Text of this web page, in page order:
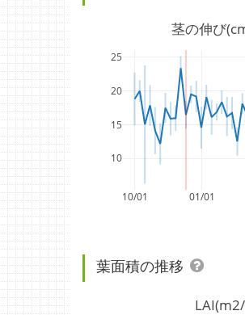
10/01 01/01
10
15
20
25
茎の伸び
葉面積の推移